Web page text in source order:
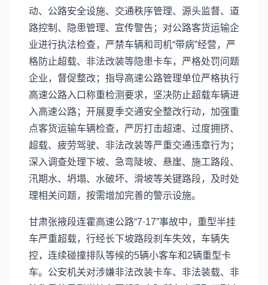
动、公路安全设施、交通秩序管理、源头监督、道
路控制、隐患管理、宣传警告；对公路客货运输企
业进行执法检查，严禁车辆和司机“带病”经营，严
格防止超载、非法改装等隐患卡车，严格处罚问题
企业，督促整改；指导高速公路管理单位严格执行
高速公路入口称重检测要求，坚决防止超载车辆进
入高速公路；开展夏季交通安全整改行动，加强重
点客货运输车辆检查，严厉打击超速、过度拥挤、
超载、疲劳驾驶、非法改装等严重交通违章行为；
深入调查处理下坡、急弯陡坡、悬崖、施工路段、
汛期水、坍塌、水破坏、滑坡等关键路段，及时处
理相关问题，按需增加完善的警示设施。
甘肃张掖段连霍高速公路“7·17”事故中，重型半挂
车严重超载，行经长下坡路段刹车失效，车辆失
控，连续碰撞排队等候的5辆小客车和2辆重型卡
车。公安机关对涉嫌非法改装卡车、非法装载、非